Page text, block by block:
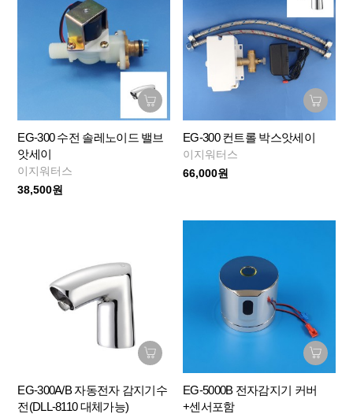
EG-300 수전 솔레노이드 밸브
앗세이
이지워터스
38,500원
EG-300 컨트롤 박스앗세이
이지워터스
66,000원
EG-300A/B 자동전자 감지기수
전(DLL-8110 대체가능)
EG-5000B 전자감지기 커버
+센서포함